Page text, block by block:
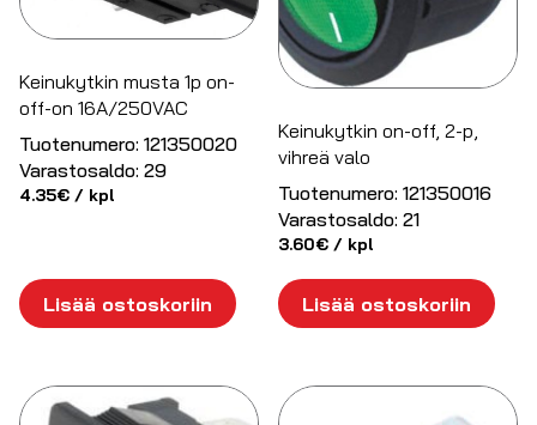
Keinukytkin musta 1p on-
off-on 16A/250VAC
Tuotenumero: 121350020
Varastosaldo: 29
4.35€ / kpl
Lisää ostoskoriin
Keinukytkin on-off, 2-p,
vihreä valo
Tuotenumero: 121350016
Varastosaldo: 21
3.60€ / kpl
Lisää ostoskoriin